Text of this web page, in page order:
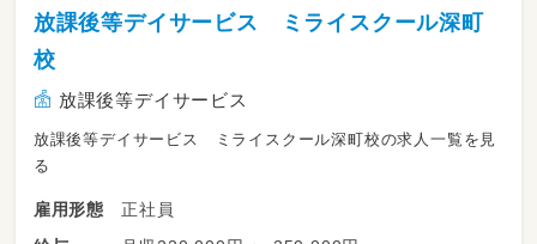
放課後等デイサービス ミライスクール深町
校
放課後等デイサービス
放課後等デイサービス ミライスクール深町校の求人一覧を見
る
雇用形態
正社員